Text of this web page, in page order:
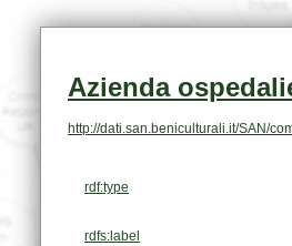
Azienda
http://dati.san.beniculturali.it/SAN/
rdf:type
rdfs:label